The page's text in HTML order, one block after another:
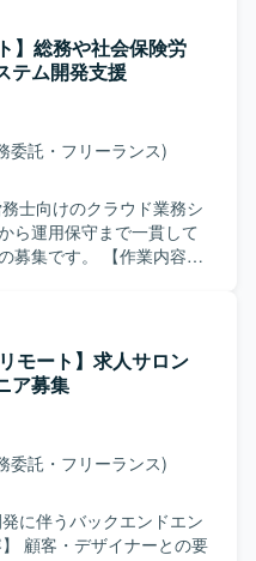
ら実装まで一貫してス
会の大きいポジションで
にはJUnitやMockitoなど
る想定です。DDDやクリ
開発、Dockerなどの技術
ります。
Webアプリケーションの
した設計・開発・テスト
は特に開発作業がメイン
単体・結合テストを自
お持ちの方を求めていま
取りながら、仕様理解や
る方、金融ドメインに
んでいただける方が望ま
金融業界特有の業務知識
た設計・実装の経験を
タック志向のキャリアに
の機能を用いたWebアプ
票はSVF Cloudを利用し、
取り入れた進め方を想定
】総務や社会保険労
テム開発支援
委託・フリーランス)
士向けのクラウド業務シ
ら運用保守まで一貫して
【作業内容】
ただきます。担当案件に
ー管理も行っていただ
業務を対応していただき
メンバーと連携しながら
いただきます。 【求
守まで幅広い工程に主体
ています。担当案件の進
ル管理やメンバー管理
て周囲と円滑にコミュニ
められる方にマッチした
モート】求人サロン
ア募集
委託・フリーランス)
に伴うバックエンドエン